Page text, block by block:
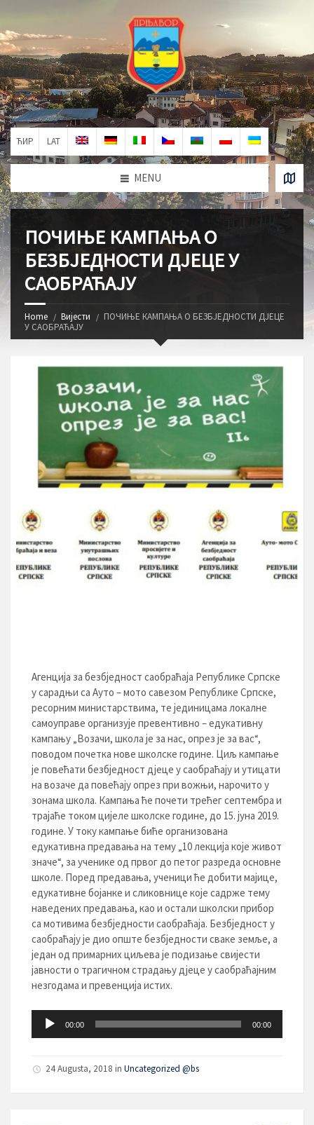
ЋИР LAT
MENU
ПОЧИЊЕ КАМПАЊА О
БЕЗБЈЕДНОСТИ ДЈЕЦЕ У
САОБРАЋАЈУ
Home Вијести
ПОЧИЊЕ КАМПАЊА О БЕЗБЈЕДНОСТИ ДЈЕЦЕ
У САОБРАЋАЈУ
Агенција за безбједност саобраћаја Републике Српске
у сарадњи са Ауто – мото савезом Републике Српске,
ресорним министарствима, те јединицама локалне
самоуправе организује превентивно – едукативну
кампању „Возачи, школа је за нас, опрез је за вас“,
поводом почетка нове школске године. Циљ кампање
је повећати безбједност дјеце у саобраћају и утицати
на возаче да повећају опрез при вожњи, нарочито у
зонама школа. Кампања ће почети трећег септембра и
трајаће током цијеле школске године, до 15. јуна 2019.
године. У току кампање биће организованa
едукативна предавања на тему „10 лекција које живот
значе“, за ученике од првог до петог разреда основне
школе. Поред предавања, ученици ће добити мајице,
едукативне бојанке и сликовнице које садрже тему
наведених предавања, као и остали школски прибор
са мотивима безбједности саобраћаја. Безбједност у
саобраћају је дио опште безбједности сваке земље, а
један од примарних циљева је подизање свијести
јавности о трагичном страдању дјеце у саобраћајним
незгодама и превенција истих.
Audio
Player
00:00 00:00
24 Augusta, 2018 in Uncategorized @bs